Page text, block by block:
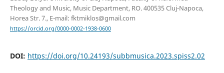
Theology and Music, Music Department, RO. 400535 Cluj-Napoca,
Horea Str. 7., E-mail: fktmiklos@gmail.com
https://orcid.org/0000-0002-1938-0600
DOI: https://doi.org/10.24193/subbmusica.2023.spiss2.02